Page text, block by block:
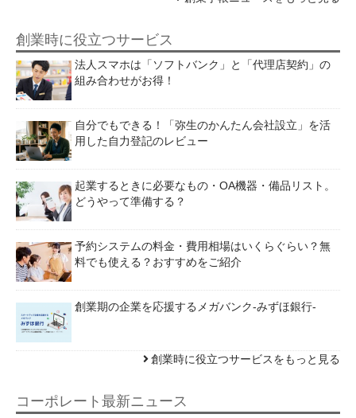
創業時に役立つサービス
法人スマホは「ソフトバンク」と「代理店契約」の
組み合わせがお得！
自分でもできる！「弥生のかんたん会社設立」を活
用した自力登記のレビュー
起業するときに必要なもの・OA機器・備品リスト。
どうやって準備する？
予約システムの料金・費用相場はいくらぐらい？無
料でも使える？おすすめをご紹介
創業期の企業を応援するメガバンク-みずほ銀行-
創業時に役立つサービスをもっと見る
コーポレート最新ニュース